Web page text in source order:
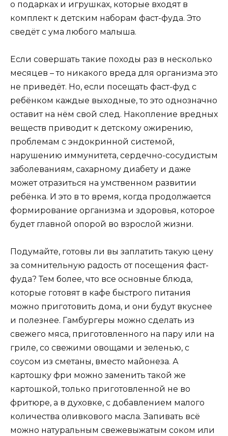
о подарках и игрушках, которые входят в
комплект к детским наборам фаст-фуда. Это
сведёт с ума любого малыша.
Если совершать такие походы раз в несколько
месяцев – то никакого вреда для организма это
не приведёт. Но, если посещать фаст-фуд с
ребёнком каждые выходные, то это однозначно
оставит на нём свой след. Накопление вредных
веществ приводит к детскому ожирению,
проблемам с эндокринной системой,
нарушению иммунитета, сердечно-сосудистым
заболеваниям, сахарному диабету и даже
может отразиться на умственном развитии
ребёнка. И это в то время, когда продолжается
формирование организма и здоровья, которое
будет главной опорой во взрослой жизни.
Подумайте, готовы ли вы заплатить такую цену
за сомнительную радость от посещения фаст-
фуда? Тем более, что все основные блюда,
которые готовят в кафе быстрого питания
можно приготовить дома, и они будут вкуснее
и полезнее. Гамбургеры можно сделать из
свежего мяса, приготовленного на пару или на
гриле, со свежими овощами и зеленью, с
соусом из сметаны, вместо майонеза. А
картошку фри можно заменить такой же
картошкой, только приготовленной не во
фритюре, а в духовке, с добавлением малого
количества оливкового масла. Запивать всё
можно натуральным свежевыжатым соком или